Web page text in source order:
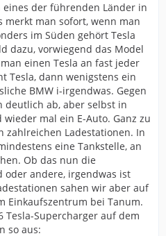
der führenden Länder in
merkt man sofort, wenn man
im Süden gehört Tesla
dazu, vorwiegend das Model
einen Tesla an fast jeder
Tesla, dann wenigstens ein
BMW i-irgendwas. Gegen
ab, aber selbst in
mal ein E-Auto. Ganz zu
zahlreichen Ladestationen. In
eine Tankstelle, an
Ob das nun die
oder andere, irgendwas ist
sahen wir aber auf
Einkaufszentrum bei Tanum.
Tesla-Supercharger auf dem
so aus: